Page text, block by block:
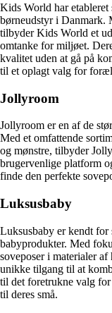
Kids World har etableret
børneudstyr i Danmark.
tilbyder Kids World et
omtanke for miljøet.
kvalitet uden at gå på
til et oplagt valg for
Jollyroom
Jollyroom er en af de
Med et omfattende
og mønstre, tilbyder
brugervenlige platform
finde den perfekte
Luksusbaby
Luksusbaby er kendt
babyprodukter. Med
soveposer i materialer
unikke tilgang til at
til det foretrukne valg
til deres små.